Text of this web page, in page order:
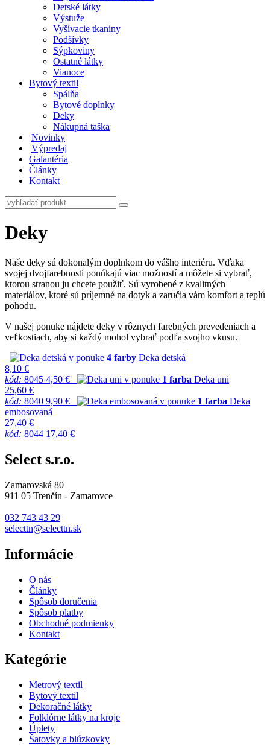
Detské látky
Výstuže
Vyšívacie tkaniny
Podšívky
Sýpkoviny
Ostatné látky
Vianoce
Bytový textil
Spálňa
Bytové doplnky
Deky
Nákupná taška
Novinky
Výpredaj
Galantéria
Články
Kontakt
Deky
Naše deky sú dokonalým doplnkom do vášho interiéru. Vďaka
svojej dvojfarebnosti ponúkajú viac možností a môžete si vybrať,
ktorou stranou ju chcete použiť. Sú vyrobené z kvalitných
materiálov, ktoré sú príjemné na dotyk a zaručia vám komfort a teplú
pohodu.
V našej ponuke nájdete deky v rôznych farebných prevedeniach a
veľkostiach, aby si každý mohol vybrať podľa svojho vkusu.
v ponuke 4 farby Deka detská
8,10 €
kód: 8045 4,50 € v ponuke 1 farba Deka uni
25,60 €
kód: 8040 9,90 € v ponuke 1 farba Deka
embosovaná
27,40 €
kód: 8044 17,40 €
Select s.r.o.
Zamarovská 80
911 05 Trenčín - Zamarovce
032 743 43 29
selecttn@selecttn.sk
Informácie
O nás
Články
Spôsob doručenia
Spôsob platby
Obchodné podmienky
Kontakt
Kategórie
Metrový textil
Bytový textil
Dekoračné látky
Folklórne látky na kroje
Úplety
Šatovky a blúzkovky